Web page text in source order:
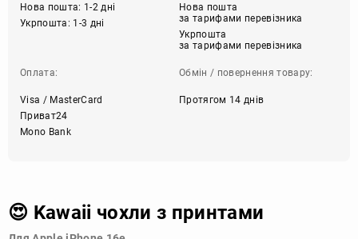
Нова пошта: 1-2 дні
Укрпошта: 1-3 дні
Нова пошта
за тарифами перевізника
Укрпошта
за тарифами перевізника
Оплата:
Visa / MasterCard
Приват24
Mono Bank
Обмін / повернення товару:
Протягом 14 днів
😍 Kawaii чохли з принтами